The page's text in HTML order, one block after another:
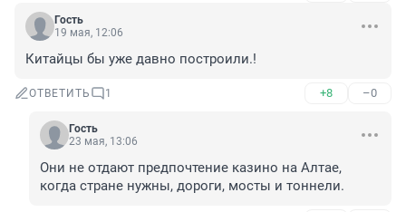
Гость
19 мая, 12:06
Китайцы бы уже давно построили.!
ОТВЕТИТЬ 1 +8 –0
Гость
23 мая, 13:06
Они не отдают предпочтение казино на Алтае,
когда стране нужны, дороги, мосты и тоннели.